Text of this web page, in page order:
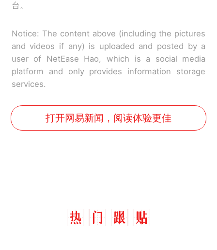
台。
Notice: The content above (including the pictures
and videos if any) is uploaded and posted by a
user of NetEase Hao, which is a social media
platform and only provides information storage
services.
打开网易新闻，阅读体验更佳
热
十多万人报名的考试，成绩